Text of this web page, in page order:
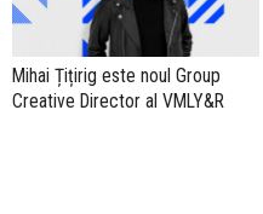
Mihai Țițirig este noul Group
Creative Director al VMLY&R